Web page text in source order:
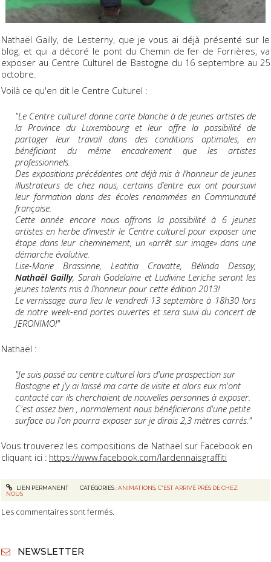
Nathaël Gailly, de Lesterny, que je vous ai déjà présenté sur le
blog, et qui a décoré le pont du Chemin de fer de Forrières, va
exposer au Centre Culturel de Bastogne du 16 septembre au 25
octobre.
Voilà ce qu'en dit le Centre Culturel :
"Le Centre culturel donne carte blanche à de jeunes artistes de
la Province du Luxembourg et leur offre la possibilité de
partager leur travail dans des conditions optimales, en
bénéficiant du même encadrement que les artistes
professionnels.
Des expositions précédentes ont déjà mis à l’honneur de jeunes
illustrateurs de chez nous, certains d’entre eux ont poursuivi
leur formation dans des écoles renommées en Communauté
française.
Cette année encore nous offrons la possibilité à 6 jeunes
artistes en herbe d’investir le Centre culturel pour exposer une
étape dans leur cheminement, un «arrêt sur image» dans une
démarche évolutive.
Lise-Marie Brassinne, Leatitia Cravatte, Bélinda Dessoy,
Nathaël Gailly, Sarah Godelaine et Ludivine Leriche seront les
jeunes talents mis à l’honneur pour cette édition 2013!
Le vernissage aura lieu le vendredi 13 septembre à 18h30 lors
de notre week-end portes ouvertes et sera suivi du concert de
JERONIMO!"
Nathaël :
"Je suis passé au centre culturel lors d'une prospection sur
Bastogne et j'y ai laissé ma carte de visite et alors eux m'ont
contacté car ils cherchaient de nouvelles personnes à exposer.
C'est assez bien , normalement nous bénéficierons d'une petite
surface ou l'on pourra exposer sur je dirais 2,3 mètres carrés."
Vous trouverez les compositions de Nathaël sur Facebook en
cliquant ici : https://www.facebook.com/lardennaisgraffiti
LIEN PERMANENT CATÉGORIES :ANIMATIONS, C'EST ARRIVÉ PRÈS DE CHEZ
NOUS
Les commentaires sont fermés.
NEWSLETTER